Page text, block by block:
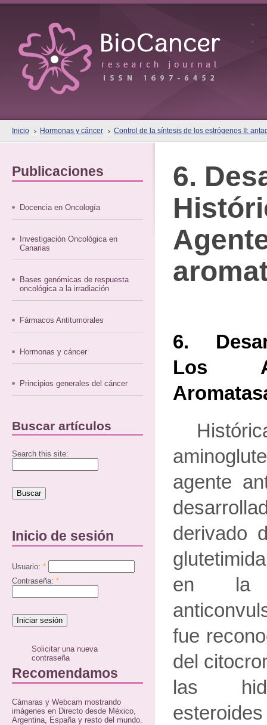
Inicio Hormonas y cáncer Control de la síntesis de los estrógenos II:
Publicaciones
Docencia en Oncología
Investigación Oncológica en
Canarias
Bases genómicas de respuesta
oncológica a la irradiación
Fármacos Antitumorales
Hormonas y cáncer
Principios generales del cáncer
Buscar artículos
Search this site:
Inicio de sesión
Usuario: *
Contraseña: *
Solicitar una nueva
contraseña
Recomendamos
Cámaras y Webcam mostrando
imágenes en Directo desde México,
Argentina, España y resto del mundo.
6.
6.
Los
agente
derivado
en la
fue
del
las